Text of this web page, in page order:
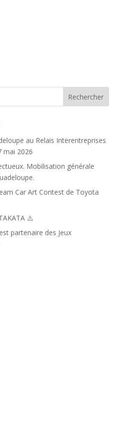
au Relais Interentreprises
mai 2026
Mobilisation générale
Car Art Contest de Toyota
⚠️
partenaire des Jeux